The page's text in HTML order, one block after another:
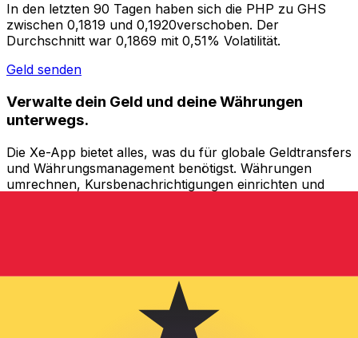
In den letzten 90 Tagen haben sich die PHP zu GHS
zwischen 0,1819 und 0,1920verschoben. Der
Durchschnitt war 0,1869 mit 0,51% Volatilität.
Geld senden
Verwalte dein Geld und deine Währungen
unterwegs.
Die Xe-App bietet alles, was du für globale Geldtransfers
und Währungsmanagement benötigst. Währungen
umrechnen, Kursbenachrichtigungen einrichten und